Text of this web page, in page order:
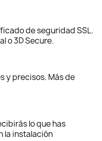
de seguridad SSL.
o 3D Secure.
y precisos. Más de
lo que has
la instalación